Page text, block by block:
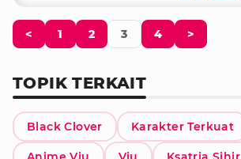
< 1 2 3 4 >
TOPIK TERKAIT
Black Clover Karakter Terkuat